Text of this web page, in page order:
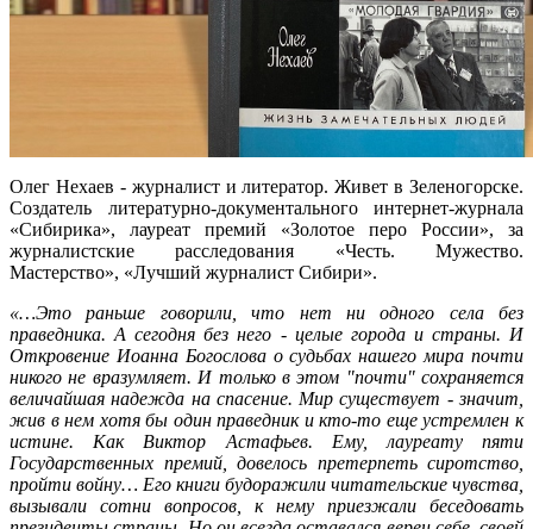
Олег Нехаев - журналист и литератор. Живет в Зеленогорске.
Создатель литературно-документального интернет-журнала
«Сибирика», лауреат премий «Золотое перо России», за
журналистские расследования «Честь. Мужество.
Мастерство», «Лучший журналист Сибири».
«…Это раньше говорили, что нет ни одного села без
праведника. А сегодня без него - целые города и страны. И
Откровение Иоанна Богослова о судьбах нашего мира почти
никого не вразумляет. И только в этом "почти" сохраняется
величайшая надежда на спасение. Мир существует - значит,
жив в нем хотя бы один праведник и кто-то еще устремлен к
истине. Как Виктор Астафьев. Ему, лауреату пяти
Государственных премий, довелось претерпеть сиротство,
пройти войну… Его книги будоражили читательские чувства,
вызывали сотни вопросов, к нему приезжали беседовать